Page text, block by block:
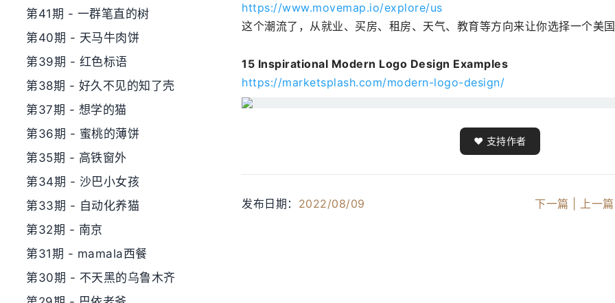
第41期 - 一群笔直的树
第40期 - 天马牛肉饼
第39期 - 红色标语
第38期 - 好久不见的知了壳
第37期 - 想学的猫
第36期 - 蜜桃的薄饼
第35期 - 高铁窗外
第34期 - 沙巴小女孩
第33期 - 自动化养猫
第32期 - 南京
第31期 - mamala西餐
第30期 - 不天黑的乌鲁木齐
https://www.movemap.io/explore/us
这个潮流了，从就业、买房、租房、天气、教育等方向来让你选择一个美
15 Inspirational Modern Logo Design Examples
https://marketsplash.com/modern-logo-design/
❤️ 支持作者
发布日期： 2022/08/09 下一篇 | 上一